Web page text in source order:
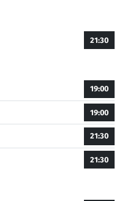
21:30
19:00
19:00
21:30
21:30